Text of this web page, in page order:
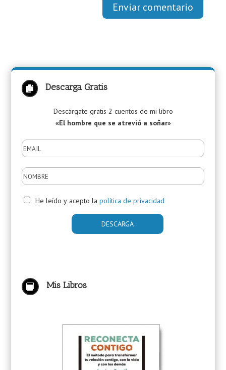
Enviar comentario
 Descarga Gratis
Descárgate gratis 2 cuentos de mi libro
«El hombre que se atrevió a soñar»
He leído y acepto la política de privacidad
 Mis Libros